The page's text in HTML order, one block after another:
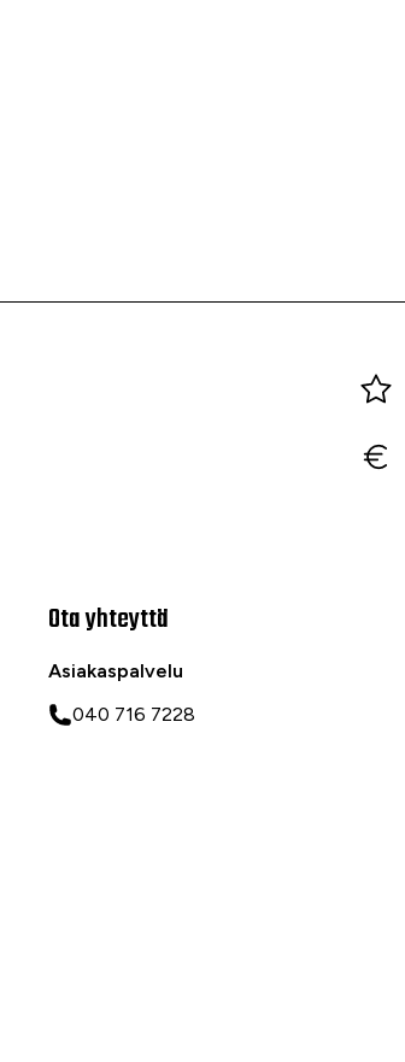
Ota yhteyttä
Asiakaspalvelu
040 716 7228